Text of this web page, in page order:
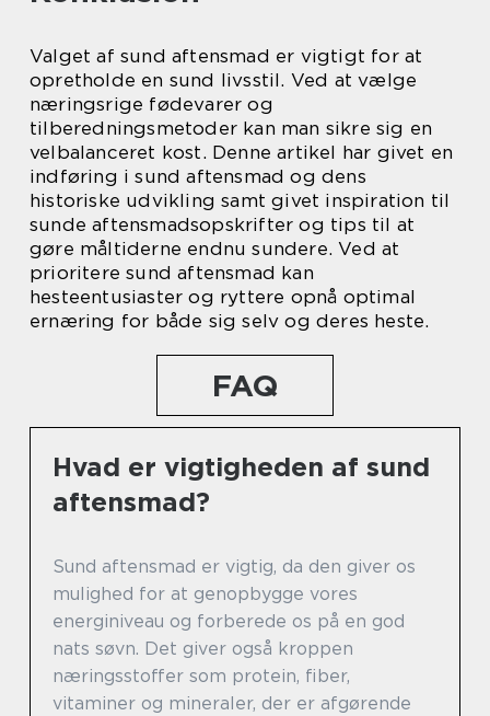
Valget af sund aftensmad er vigtigt for at
opretholde en sund livsstil. Ved at vælge
næringsrige fødevarer og
tilberedningsmetoder kan man sikre sig en
velbalanceret kost. Denne artikel har givet en
indføring i sund aftensmad og dens
historiske udvikling samt givet inspiration til
sunde aftensmadsopskrifter og tips til at
gøre måltiderne endnu sundere. Ved at
prioritere sund aftensmad kan
hesteentusiaster og ryttere opnå optimal
ernæring for både sig selv og deres heste.
FAQ
Hvad er vigtigheden af sund
aftensmad?
Sund aftensmad er vigtig, da den giver os
mulighed for at genopbygge vores
energiniveau og forberede os på en god
nats søvn. Det giver også kroppen
næringsstoffer som protein, fiber,
vitaminer og mineraler, der er afgørende